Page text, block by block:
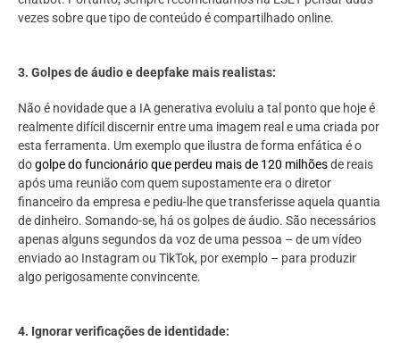
vezes sobre que tipo de conteúdo é compartilhado online.
3. Golpes de áudio e deepfake mais realistas:
Não é novidade que a IA generativa evoluiu a tal ponto que hoje é
realmente difícil discernir entre uma imagem real e uma criada por
esta ferramenta. Um exemplo que ilustra de forma enfática é o
dogolpe do funcionário que perdeu mais de 120 milhõesde reais
após uma reunião com quem supostamente era o diretor
financeiro da empresa e pediu-lhe que transferisse aquela quantia
de dinheiro. Somando-se, há os golpes de áudio. São necessários
apenas alguns segundos da voz de uma pessoa – de um vídeo
enviado ao Instagram ou TikTok, por exemplo – para produzir
algo perigosamente convincente.
4. Ignorar verificações de identidade: